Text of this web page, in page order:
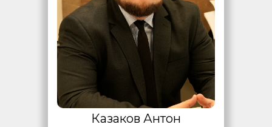
Казаков Антон